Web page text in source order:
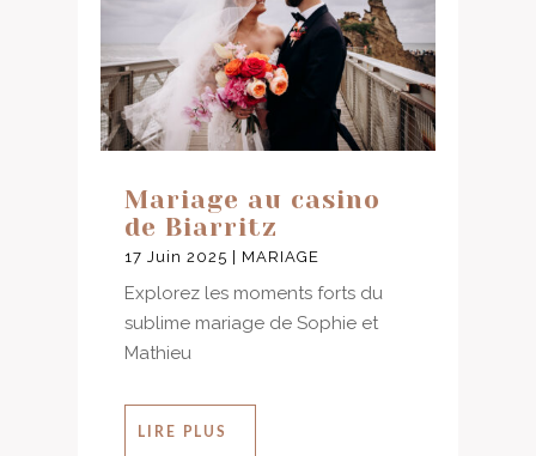
Mariage au casino
de Biarritz
17 Juin 2025 MARIAGE
Explorez les moments forts du
sublime mariage de Sophie et
Mathieu
LIRE PLUS